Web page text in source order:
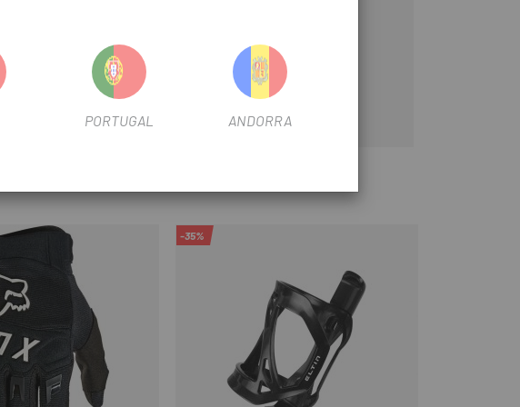
-35%
PORTUGAL ANDORRA